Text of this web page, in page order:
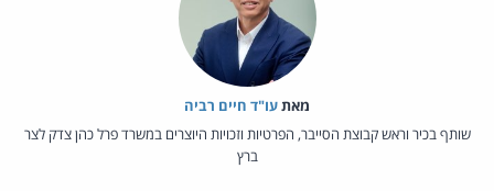
מאת‏עו"ד חיים רביה
שותף בכיר וראש קבוצת הסייבר, הפרטיות וזכויות היוצרים במשרד פרל כהן צדק לצר
ברץ